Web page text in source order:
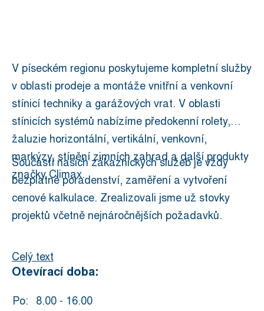
V píseckém regionu poskytujeme kompletní služby
v oblasti prodeje a montáže vnitřní a venkovní
stínicí techniky a garážových vrat. V oblasti
stínicích systémů nabízíme předokenní rolety,
žaluzie horizontální, vertikální, venkovní,
markýzy, stínění zimních zahrad a další produkty
značky Climax.
Součástí našich zákaznických služeb je vždy
bezplatné poradenství, zaměření a vytvoření
cenové kalkulace. Zrealizovali jsme už stovky
projektů včetně nejnáročnějších požadavků.
Celý text
Otevírací doba:
Po: 8.00 - 16.00